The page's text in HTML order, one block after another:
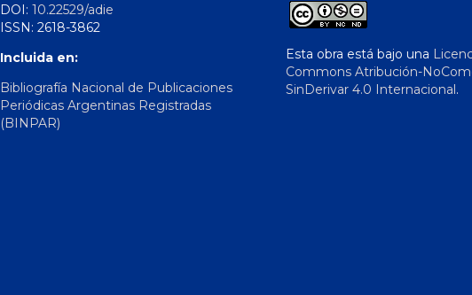
DOI: 10.22529/adie
ISSN: 2618-3862
Incluida en:
Bibliografía Nacional de Publicaciones
Periódicas Argentinas Registradas
(BINPAR)
Esta obra está bajo una
Commons Atribución-
SinDerivar 4.0 Internacional.